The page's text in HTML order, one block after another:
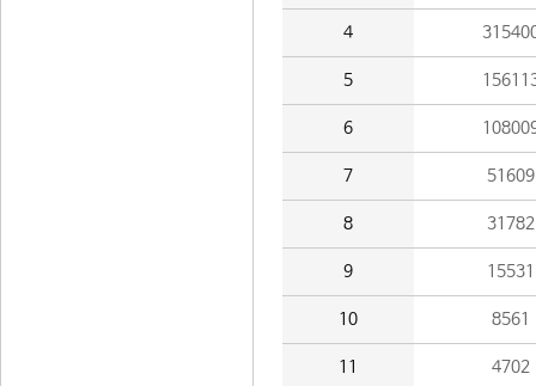
4
5
6
7 51609
8 31782
9 15531
10 8561
11 4702